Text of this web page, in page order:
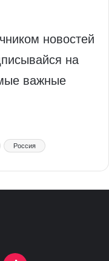
новостей
на
важные
Россия